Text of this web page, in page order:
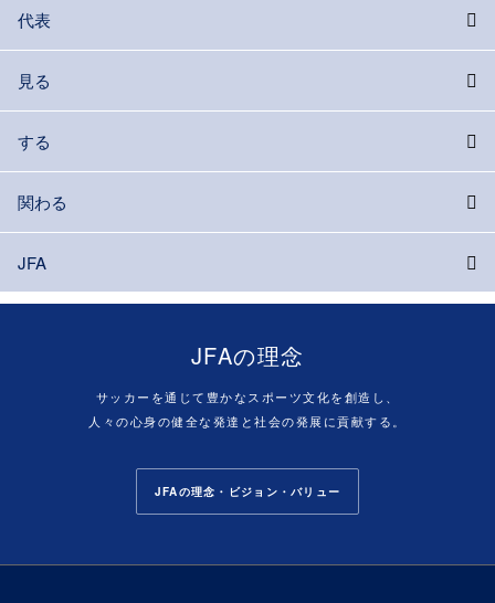
代表
見る
する
関わる
JFA
JFAの理念
サッカーを通じて豊かなスポーツ文化を創造し、
人々の心身の健全な発達と社会の発展に貢献する。
JFAの理念・ビジョン・バリュー